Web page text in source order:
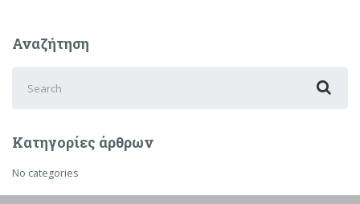
Αναζήτηση
for:
Κατηγορίες άρθρων
No categories